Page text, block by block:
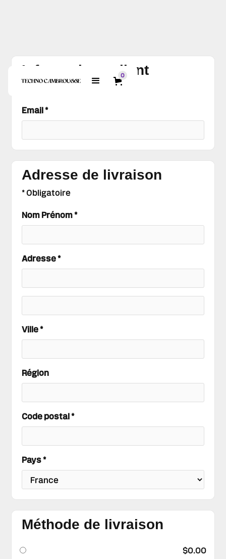
0
Informations client
Email *
Adresse de livraison
* Obligatoire
Nom Prénom *
Adresse *
Ville *
Région
Code postal *
Pays *
Méthode de livraison
$0.00